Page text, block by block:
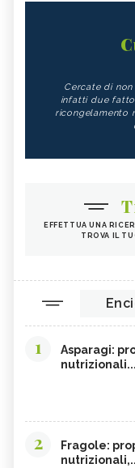
Cercate di
infatti due
ricongelamento
EFFETTUA UNA
TROVA IL
1
Asparagi:
nutrizionali...
2
Fragole: